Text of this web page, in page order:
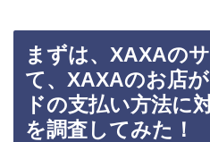
まずは、XAXAの
て、XAXAのお店
ドの支払い方法に
を調査してみた！